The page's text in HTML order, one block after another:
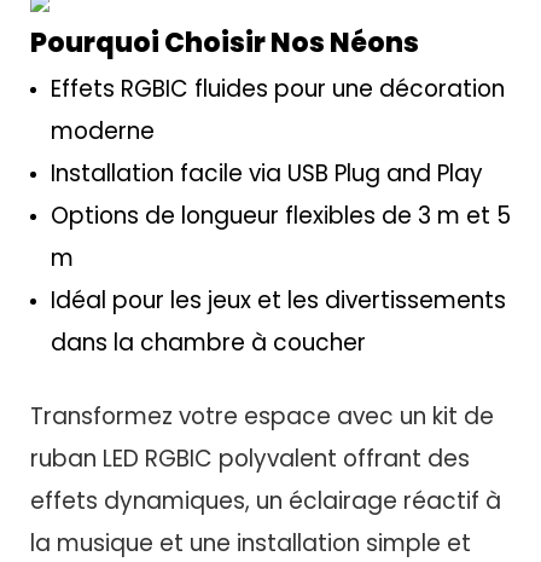
Pourquoi Choisir Nos Néons
Effets RGBIC fluides pour une décoration
moderne
Installation facile via USB Plug and Play
Options de longueur flexibles de 3 m et 5
m
Idéal pour les jeux et les divertissements
dans la chambre à coucher
Transformez votre espace avec un kit de
ruban LED RGBIC polyvalent offrant des
effets dynamiques, un éclairage réactif à
la musique et une installation simple et